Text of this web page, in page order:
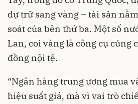
dự trữ sang vàng – tài sản
soát của bên thứ ba. Một số
Lan, coi vàng là công cụ củng
đồng nội tệ.
“Ngân hàng trung ương mua
hiệu suất giá, mà vì vai trò